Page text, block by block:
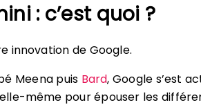
: c’est quoi ?
innovation de Google.
Meena puis Bard, Google s’est
même pour épouser les